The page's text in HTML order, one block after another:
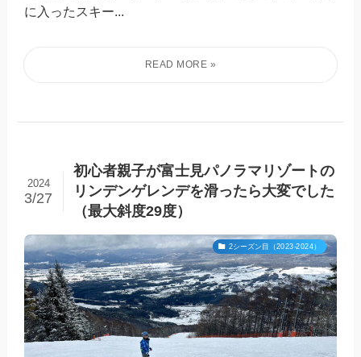
に入ったスキー...
初心者親子が富士見パノラマリゾートの
リンデンゲレンデを滑ったら大変でした
（最大斜度29度）
2024
3/27
2シーズン目（2023-2024）